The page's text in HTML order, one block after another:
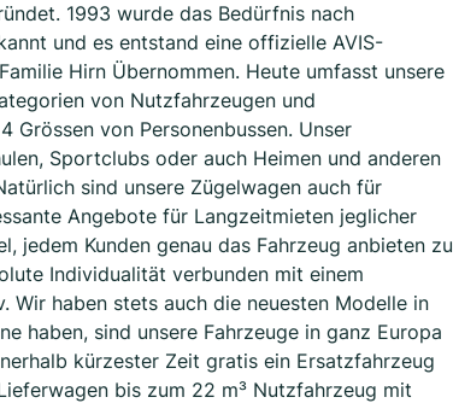
1993 wurde das Bedürfnis nach
und es entstand eine offizielle AVIS-
Hirn Übernommen. Heute umfasst unsere
von Nutzfahrzeugen und
Grössen von Personenbussen. Unser
Sportclubs oder auch Heimen und anderen
sind unsere Zügelwagen auch für
Angebote für Langzeitmieten jeglicher
jedem Kunden genau das Fahrzeug anbieten zu
Individualität verbunden mit einem
Wir haben stets auch die neuesten Modelle in
haben, sind unsere Fahrzeuge in ganz Europa
kürzester Zeit gratis ein Ersatzfahrzeug
bis zum 22 m³ Nutzfahrzeug mit